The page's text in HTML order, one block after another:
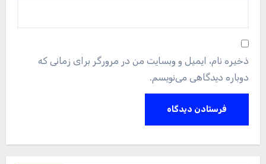
ذخیره نام، ایمیل و وبسایت من در مرورگر برای زمانی که
دوباره دیدگاهی می‌نویسم.